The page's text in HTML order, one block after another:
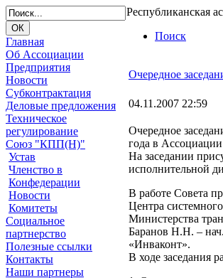
Главная
Об Ассоциации
Предприятия
Новости
Субконтрактация
Деловые предложения
Техническое
регулирование
Союз "КПП(Н)"
Устав
Членство в
Конфедерации
Новости
Комитеты
Социальное
партнерство
Полезные ссылки
Контакты
Наши партнеры
Республиканская
Поиск
Очередное
04.11.2007 22:59
Очередное
года в
На заседании
исполнительной
В работе Совета
Центра
Министерства
Баранов Н.Н. –
«Инваконт».
В ходе заседания